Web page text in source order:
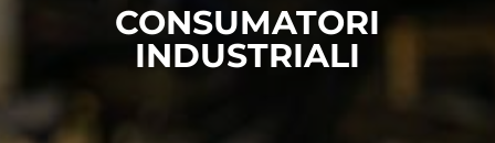
CONSUMATORI
INDUSTRIALI